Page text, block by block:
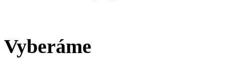
Vyberáme